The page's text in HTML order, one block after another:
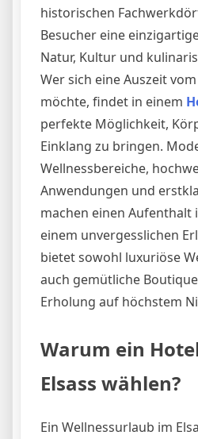
historischen
Besucher eine
Natur, Kultur und
Wer sich eine Auszeit
möchte, findet in einem
perfekte Möglichkeit,
Einklang zu bringen.
Wellnessbereiche,
Anwendungen und
machen einen Aufenthalt
einem unvergesslichen
bietet sowohl luxuriöse
auch gemütliche
Erholung auf höchstem
Warum ein
Elsass wählen?
Ein Wellnessurlaub im